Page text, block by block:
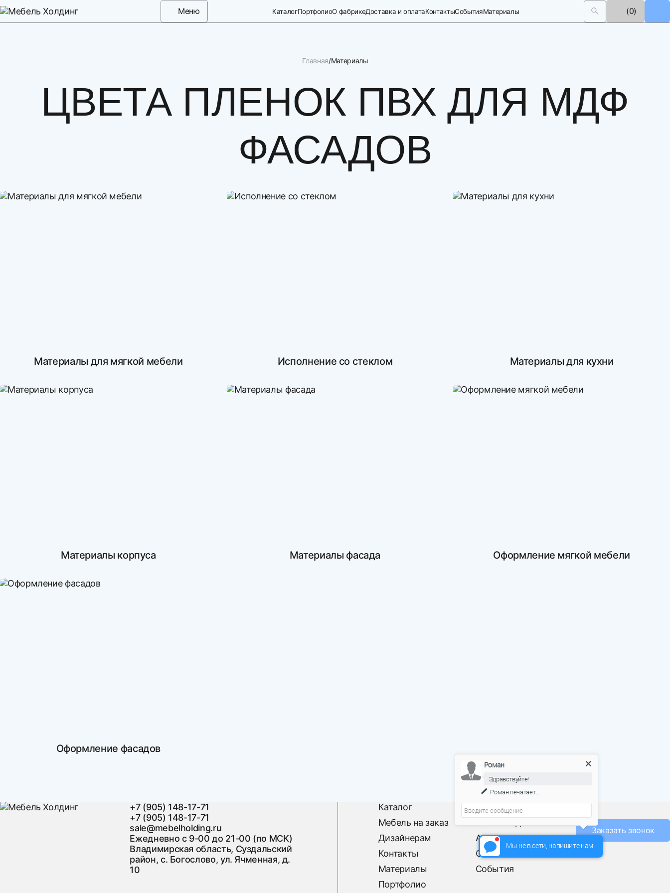
Меню КаталогПортфолиоО фабрикеДоставка и оплатаКонтактыСобытияМатериалы (0)
Главная Материалы
ЦВЕТА ПЛЕНОК ПВХ ДЛЯ МДФ
ФАСАДОВ
Материалы для мягкой мебели Исполнение со стеклом Материалы для кухни
Материалы корпуса Материалы фасада Оформление мягкой мебели
Оформление фасадов
+7 (905) 148-17-71
+7 (905) 148-17-71
sale@mebelholding.ru
Ежедневно с 9-00 до 21-00 (по МСК)
Владимирская область, Суздальский
район, с. Богослово, ул. Ячменная, д.
10
Каталог
Мебель на заказ
Дизайнерам
Контакты
Материалы
Портфолио
О фабрике
Акции
Отзывы
События
Заказать звонок
Мы не в сети, напишите нам!
Роман
Здравствуйте!
Романпечатает...